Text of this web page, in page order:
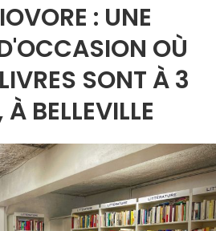
: UNE
OÙ
SONT À 3
BELLEVILLE